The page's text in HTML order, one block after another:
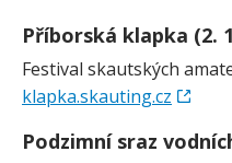
Příborská klapka (2.
Festival skautských
klapka.skauting.cz
Podzimní sraz